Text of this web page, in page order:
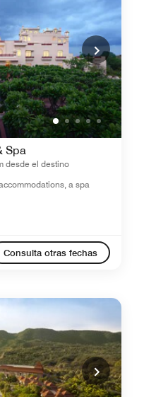
Spa
desde el destino
a spa
Consulta otras fechas